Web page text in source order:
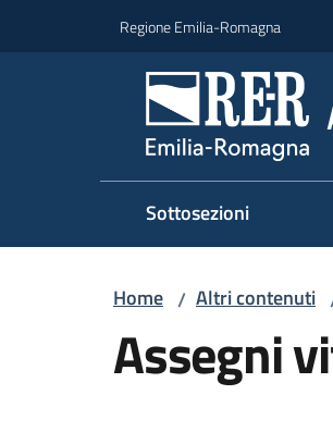
Regione Emilia-Romagna
Sottosezioni
Home / Altri contenuti
Assegni